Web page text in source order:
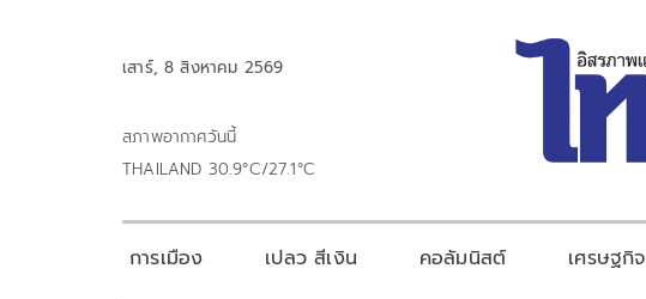
เสาร์, 8 สิงหาคม 2569
สภาพอากาศวันนี้
THAILAND 30.9°C/27.1°C
การเมือง เปลว สีเงิน คอลัมนิสต์ เศรษฐกิจ